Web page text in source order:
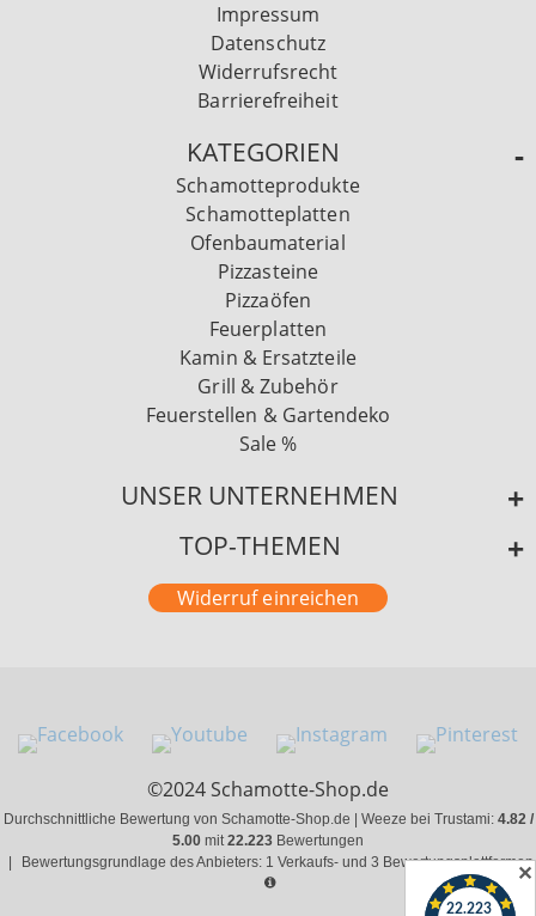
Impressum
Datenschutz
Widerrufsrecht
Barrierefreiheit
KATEGORIEN
Schamotteprodukte
Schamotteplatten
Ofenbaumaterial
Pizzasteine
Pizzaöfen
Feuerplatten
Kamin & Ersatzteile
Grill & Zubehör
Feuerstellen & Gartendeko
Sale %
UNSER UNTERNEHMEN
TOP-THEMEN
Widerruf einreichen
©2024 Schamotte-Shop.de
Durchschnittliche Bewertung von Schamotte-Shop.de | Weeze bei Trustami: 4.82 /
5.00 mit22.223 Bewertungen
Bewertungsgrundlage des Anbieters: 1 Verkaufs- und 3 Bewertungsplattformen
✕